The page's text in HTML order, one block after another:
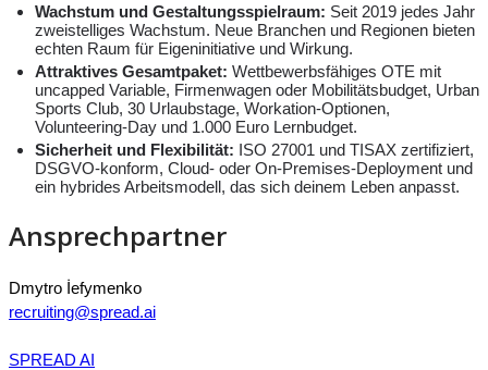
Wachstum und Gestaltungsspielraum: Seit 2019 jedes Jahr
zweistelliges Wachstum. Neue Branchen und Regionen bieten
echten Raum für Eigeninitiative und Wirkung.
Attraktives Gesamtpaket: Wettbewerbsfähiges OTE mit
uncapped Variable, Firmenwagen oder Mobilitätsbudget, Urban
Sports Club, 30 Urlaubstage, Workation-Optionen,
Volunteering-Day und 1.000 Euro Lernbudget.
Sicherheit und Flexibilität: ISO 27001 und TISAX zertifiziert,
DSGVO-konform, Cloud- oder On-Premises-Deployment und
ein hybrides Arbeitsmodell, das sich deinem Leben anpasst.
Ansprechpartner
Dmytro İefymenko
recruiting@spread.ai
SPREAD AI